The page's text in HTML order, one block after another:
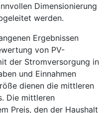
Dimensionierung
werden.
Ergebnissen
von PV-
der Stromversorgung in
und Einnahmen
dienen die mittleren
Die mittleren
Preis, den der Haushalt